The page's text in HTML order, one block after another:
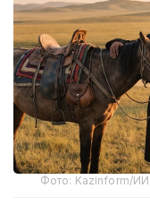
Фото: Kazinform/ИИ